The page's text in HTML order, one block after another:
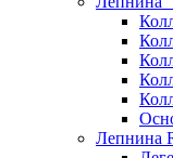
Лепнина